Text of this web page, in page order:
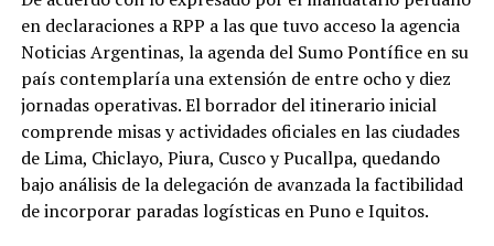
en declaraciones a RPP a las que tuvo acceso la agencia
Noticias Argentinas, la agenda del Sumo Pontífice en su
país contemplaría una extensión de entre ocho y diez
jornadas operativas. El borrador del itinerario inicial
comprende misas y actividades oficiales en las ciudades
de Lima, Chiclayo, Piura, Cusco y Pucallpa, quedando
bajo análisis de la delegación de avanzada la factibilidad
de incorporar paradas logísticas en Puno e Iquitos.